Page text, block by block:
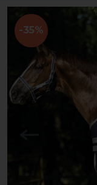
-35%